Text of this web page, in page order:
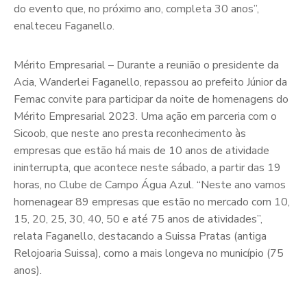
do evento que, no próximo ano, completa 30 anos”,
enalteceu Faganello.
Mérito Empresarial – Durante a reunião o presidente da
Acia, Wanderlei Faganello, repassou ao prefeito Júnior da
Femac convite para participar da noite de homenagens do
Mérito Empresarial 2023. Uma ação em parceria com o
Sicoob, que neste ano presta reconhecimento às
empresas que estão há mais de 10 anos de atividade
ininterrupta, que acontece neste sábado, a partir das 19
horas, no Clube de Campo Água Azul. “Neste ano vamos
homenagear 89 empresas que estão no mercado com 10,
15, 20, 25, 30, 40, 50 e até 75 anos de atividades”,
relata Faganello, destacando a Suissa Pratas (antiga
Relojoaria Suissa), como a mais longeva no município (75
anos).